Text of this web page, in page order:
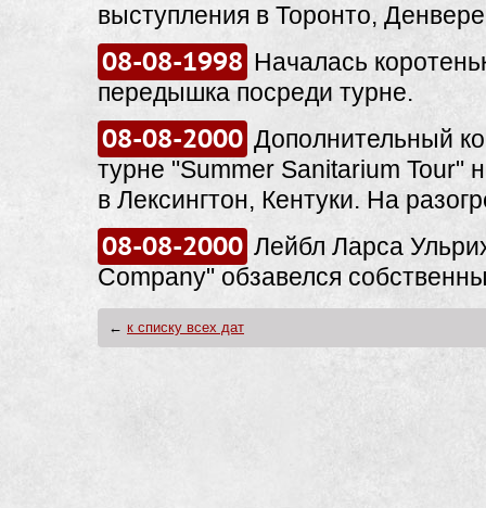
выступления в Торонто,
08-08-1998 Началась
передышка посреди турне.
08-08-2000 Дополнительный
турне "Summer Sanitarium Tour"
в Лексингтон, Кентуки. На
08-08-2000 Лейбл Ларса
Company" обзавелся
← к списку всех дат